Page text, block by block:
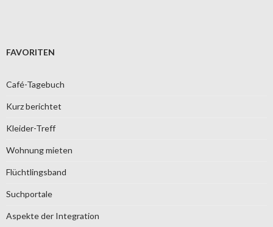
FAVORITEN
Café-Tagebuch
Kurz berichtet
Kleider-Treff
Wohnung mieten
Flüchtlingsband
Suchportale
Aspekte der Integration